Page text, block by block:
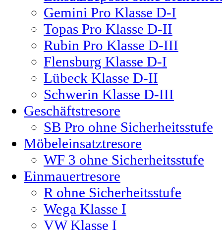
Gemini Pro Klasse D-I
Topas Pro Klasse D-II
Rubin Pro Klasse D-III
Flensburg Klasse D-I
Lübeck Klasse D-II
Schwerin Klasse D-III
Geschäftstresore
SB Pro ohne Sicherheitsstufe
Möbeleinsatztresore
WF 3 ohne Sicherheitsstufe
Einmauertresore
R ohne Sicherheitsstufe
Wega Klasse I
VW Klasse I